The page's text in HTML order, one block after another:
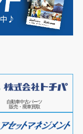
自動車中古パーツ
販売・廃車買取